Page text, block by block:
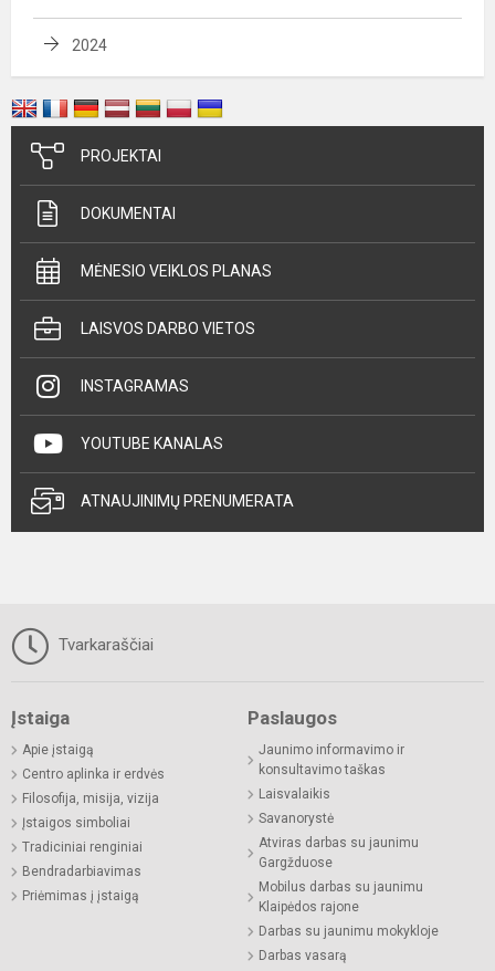
2024
PROJEKTAI
DOKUMENTAI
MĖNESIO VEIKLOS PLANAS
LAISVOS DARBO VIETOS
INSTAGRAMAS
YOUTUBE KANALAS
ATNAUJINIMŲ PRENUMERATA
Tvarkaraščiai
Įstaiga
Apie įstaigą
Centro aplinka ir erdvės
Filosofija, misija, vizija
Įstaigos simboliai
Tradiciniai renginiai
Bendradarbiavimas
Priėmimas į įstaigą
Paslaugos
Jaunimo informavimo ir
konsultavimo taškas
Laisvalaikis
Savanorystė
Atviras darbas su jaunimu
Gargžduose
Mobilus darbas su jaunimu
Klaipėdos rajone
Darbas su jaunimu mokykloje
Darbas vasarą